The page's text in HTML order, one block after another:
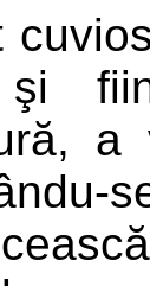
şi
a